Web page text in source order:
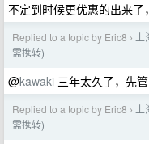
不定到时候更优惠的出来
Replied to a topic by Eric8 ›
需携转)
@kawaki 三年太久了，先
Replied to a topic by Eric8 ›
需携转)